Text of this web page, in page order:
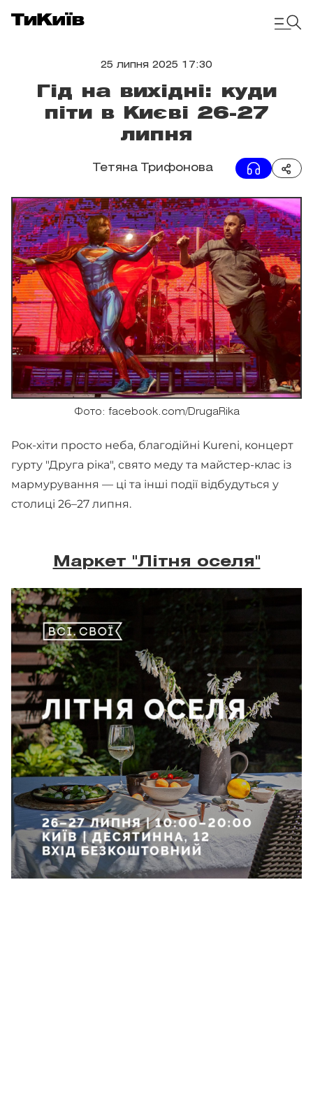
25 липня 2025 17:30
Гід на вихідні: куди
піти в Києві 26-27
липня
Тетяна Трифонова
Фото: facebook.com/DrugaRika
Рок-хіти просто неба, благодійні Kureni, концерт
гурту "Друга ріка", свято меду та майстер-клас із
мармурування — ці та інші події відбудуться у
столиці 26–27 липня.
Маркет "Літня оселя"